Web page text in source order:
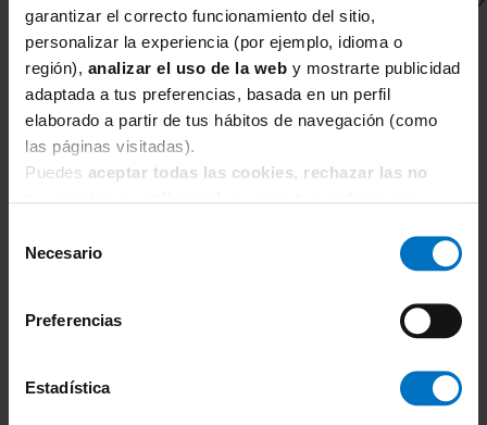
garantizar el correcto funcionamiento del sitio,
personalizar la experiencia (por ejemplo, idioma o
región), analizar el uso de la web y mostrarte publicidad
adaptada a tus preferencias, basada en un perfil
elaborado a partir de tus hábitos de navegación (como
las páginas visitadas).
Puedes aceptar todas las cookies, rechazar las no
Necesario
Preferencias
Estadística
CHANTELLE
Sujetador Reductor con aros Chantelle Hedona 2031